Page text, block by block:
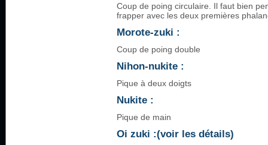
Coup de poing circulaire. Il faut bien
frapper avec les deux premières
Morote-zuki :
Coup de poing double
Nihon-nukite :
Pique à deux doigts
Nukite :
Pique de main
Oi zuki :(voir les détails)